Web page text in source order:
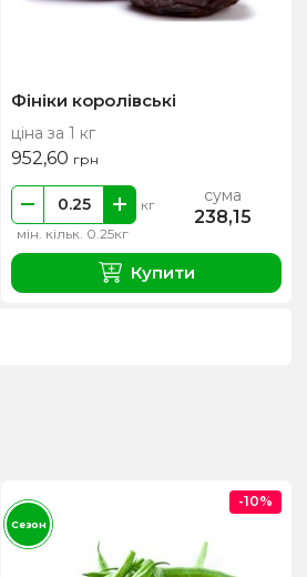
Фініки королівські
ціна за 1 кг
952,60 грн
мін. кільк. 0.25кг
кг сума
238,15
Купити
-10%
Сезон